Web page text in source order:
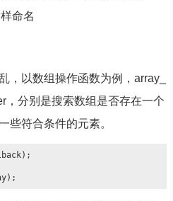
命名
，以数组操作函数为例，array_
，分别是搜索数组是否存在一个
些符合条件的元素。